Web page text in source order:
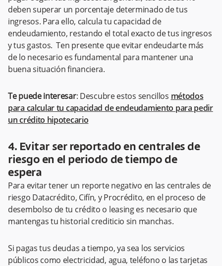
deben superar un porcentaje determinado de tus
ingresos. Para ello, calcula tu capacidad de
endeudamiento, restando el total exacto de tus ingresos
y tus gastos. Ten presente que evitar endeudarte más
de lo necesario es fundamental para mantener una
buena situación financiera.
Te puede interesar: Descubre estos sencillos métodos
para calcular tu capacidad de endeudamiento para pedir
un crédito hipotecario
4. Evitar ser reportado en centrales de
riesgo en el periodo de tiempo de
espera
Para evitar tener un reporte negativo en las centrales de
riesgo Datacrédito, Cifín, y Procrédito, en el proceso de
desembolso de tu crédito o leasing es necesario que
mantengas tu historial crediticio sin manchas.
Si pagas tus deudas a tiempo, ya sea los servicios
públicos como electricidad, agua, teléfono o las tarjetas